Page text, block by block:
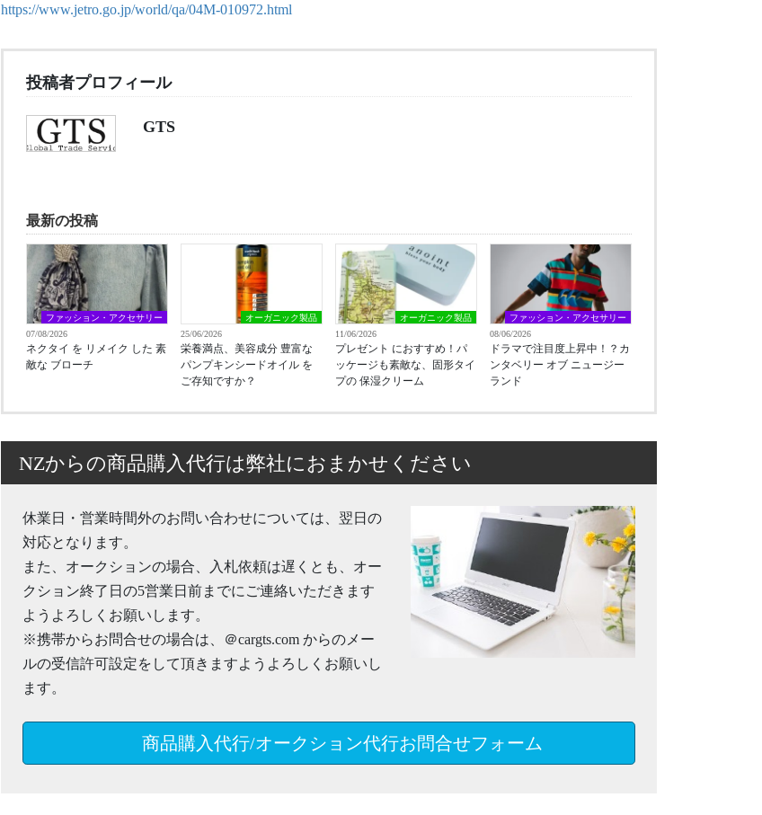
https://www.jetro.go.jp/world/qa/04M-010972.html
投稿者プロフィール
GTS
最新の投稿
ファッション・アクセサリー
07/08/2026
ネクタイ を リメイク した 素
敵な ブローチ
オーガニック製品
25/06/2026
栄養満点、美容成分 豊富な
パンプキンシードオイル を
ご存知ですか？
オーガニック製品
11/06/2026
プレゼント におすすめ！パ
ッケージも素敵な、固形タイ
プの 保湿クリーム
ファッション・アクセサリー
08/06/2026
ドラマで注目度上昇中！？カ
ンタベリー オブ ニュージー
ランド
NZからの商品購入代行は弊社におまかせください
休業日・営業時間外のお問い合わせについては、翌日の
対応となります。
また、オークションの場合、入札依頼は遅くとも、オー
クション終了日の5営業日前までにご連絡いただきます
ようよろしくお願いします。
※携帯からお問合せの場合は、＠cargts.com からのメー
ルの受信許可設定をして頂きますようよろしくお願いし
ます。
商品購入代行/オークション代行お問合せフォーム